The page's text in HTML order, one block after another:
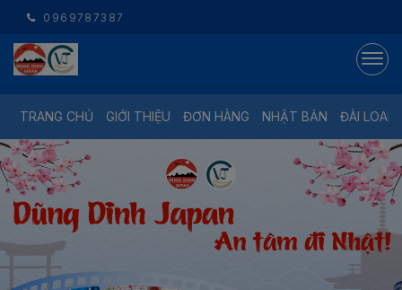
0969787387
TRANG CHỦ GIỚI THIỆU ĐƠN HÀNG NHẬT BẢN ĐÀI LOAN